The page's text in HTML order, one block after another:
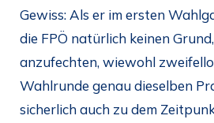
Gewiss: Als er im ersten
die FPÖ natürlich keinen
anzufechten, wiewohl
Wahlrunde genau dieselben
sicherlich auch zu dem